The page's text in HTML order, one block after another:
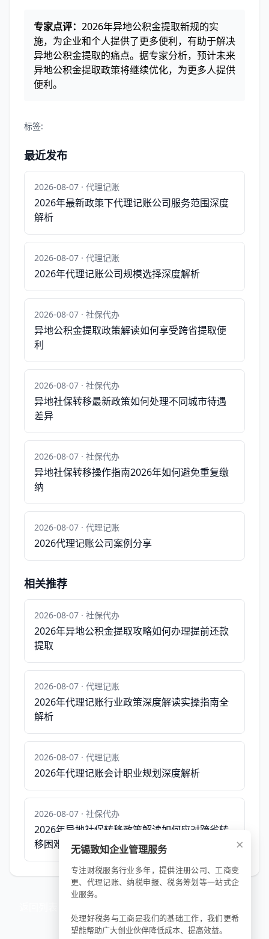
专家点评： 2026年异地公积金提取新规的实
施，为企业和个人提供了更多便利，有助于解决
异地公积金提取的痛点。据专家分析，预计未来
异地公积金提取政策将继续优化，为更多人提供
便利。
标签:
最近发布
2026-08-07 · 代理记账
2026年最新政策下代理记账公司服务范围深度
解析
2026-08-07 · 代理记账
2026年代理记账公司规模选择深度解析
2026-08-07 · 社保代办
异地公积金提取政策解读如何享受跨省提取便
利
2026-08-07 · 社保代办
异地社保转移最新政策如何处理不同城市待遇
差异
2026-08-07 · 社保代办
异地社保转移操作指南2026年如何避免重复缴
纳
2026-08-07 · 代理记账
2026代理记账公司案例分享
相关推荐
2026-08-07 · 社保代办
2026年异地公积金提取攻略如何办理提前还款
提取
2026-08-07 · 代理记账
2026年代理记账行业政策深度解读实操指南全
解析
2026-08-07 · 代理记账
2026年代理记账会计职业规划深度解析
2026-08-07 · 社保代办
2026年异地社保转移政策解读如何应对跨省转
移困难
×
无锡致知企业管理服务
专注财税服务行业多年，提供注册公司、工商变
更、代理记账、纳税申报、税务筹划等一站式企
业服务。
处理好税务与工商是我们的基础工作，我们更希
望能帮助广大创业伙伴降低成本、提高效益。